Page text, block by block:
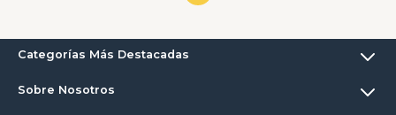
Categorías Más Destacadas
Sobre Nosotros